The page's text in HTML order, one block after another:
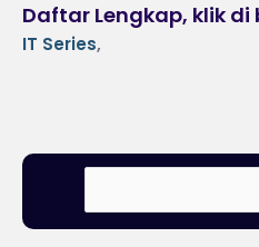
Daftar Lengkap, klik di
IT Series,